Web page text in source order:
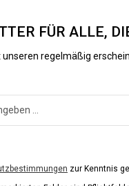
FÜR ALLE,
regelmäßig
zur Kenntnis